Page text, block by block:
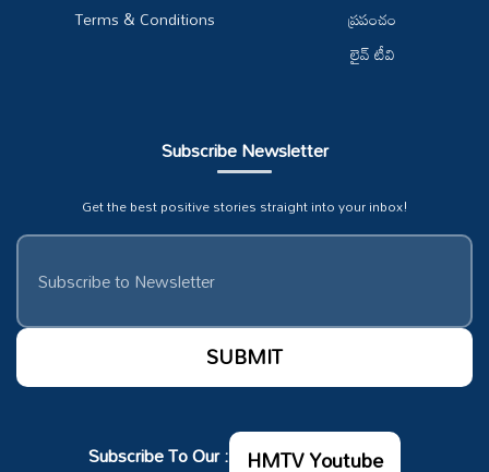
Terms & Conditions
ప్రపంచం
లైవ్ టీవి
Subscribe Newsletter
Get the best positive stories straight into your inbox!
Subscribe To Our : HMTV Youtube